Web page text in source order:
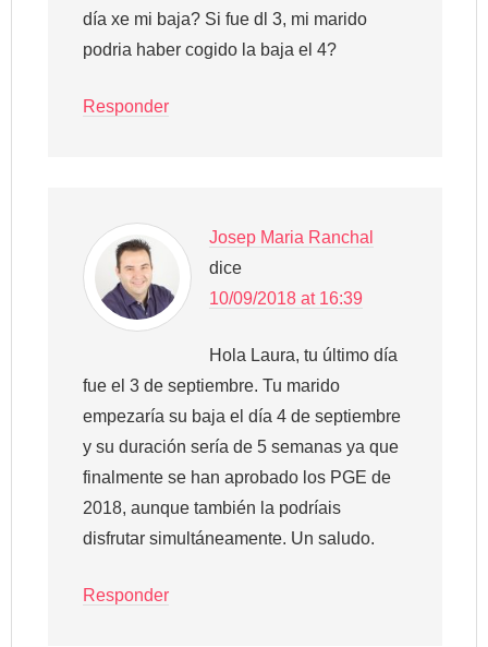
día xe mi baja? Si fue dl 3, mi marido
podria haber cogido la baja el 4?
Responder
Josep Maria Ranchal
dice
10/09/2018 at 16:39
Hola Laura, tu último día
fue el 3 de septiembre. Tu marido
empezaría su baja el día 4 de septiembre
y su duración sería de 5 semanas ya que
finalmente se han aprobado los PGE de
2018, aunque también la podríais
disfrutar simultáneamente. Un saludo.
Responder